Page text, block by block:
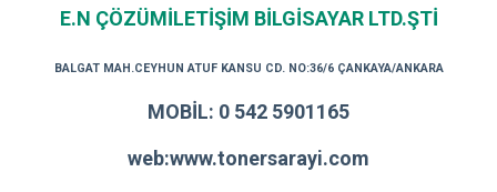
E.N ÇÖZÜMİLETİŞİM BİLGİSAYAR LTD.ŞTİ
BALGAT MAH.CEYHUN ATUF KANSU CD. NO:36/6 ÇANKAYA/ANKARA
MOBİL: 0 542 5901165
web:www.tonersarayi.com